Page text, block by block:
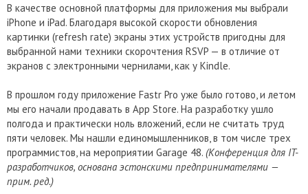
В качестве основной платформы для приложения мы выбрали
iPhone и iPad. Благодаря высокой скорости обновления
картинки (refresh rate) экраны этих устройств пригодны для
выбранной нами техники скорочтения RSVP — в отличие от
экранов с электронными чернилами, как у Kindle.
В прошлом году приложение Fastr Pro уже было готово, и летом
мы его начали продавать в App Store. На разработку ушло
полгода и практически ноль вложений, если не считать труд
пяти человек. Мы нашли единомышленников, в том числе трех
программистов, на мероприятии Garage 48. (Конференция для IT-
разработчиков, основана эстонскими предпринимателями —
прим. ред.)